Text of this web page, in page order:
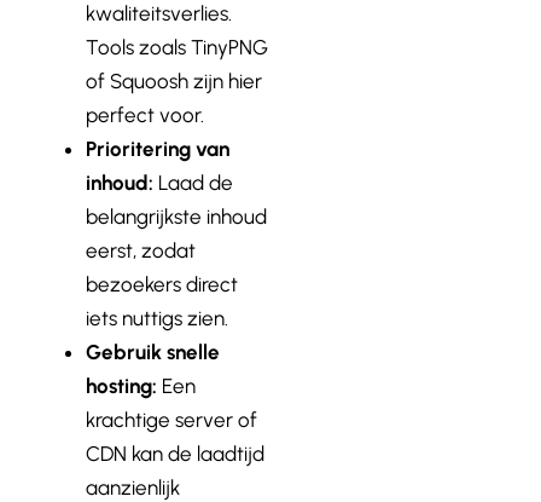
kwaliteitsverlies.
Tools zoals TinyPNG
of Squoosh zijn hier
perfect voor.
Prioritering van
inhoud: Laad de
belangrijkste inhoud
eerst, zodat
bezoekers direct
iets nuttigs zien.
Gebruik snelle
hosting: Een
krachtige server of
CDN kan de laadtijd
aanzienlijk